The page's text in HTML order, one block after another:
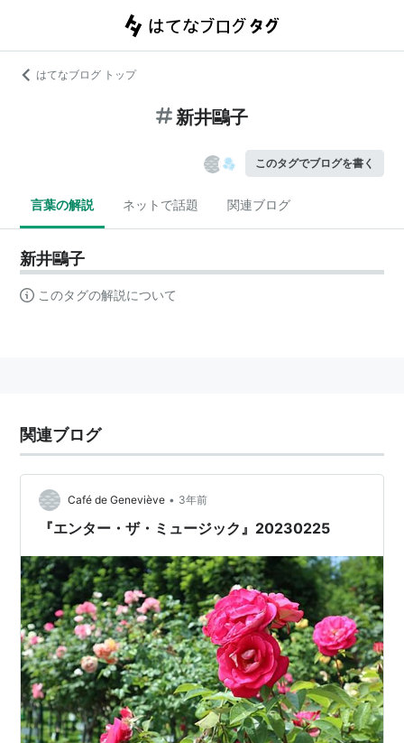
はてなブログ トップ
新井鷗子
このタグでブログを書く
言葉の解説 ネットで話題 関連ブログ
新井鷗子
このタグの解説について
関連ブログ
Café de Geneviève • 3年前
『エンター・ザ・ミュージック』20230225